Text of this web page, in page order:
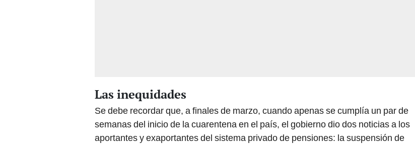
Las inequidades
Se debe recordar que, a finales de marzo, cuando apenas se cumplía un par de
semanas del inicio de la cuarentena en el país, el gobierno dio dos noticias a los
aportantes y exaportantes del sistema privado de pensiones: la suspensión de